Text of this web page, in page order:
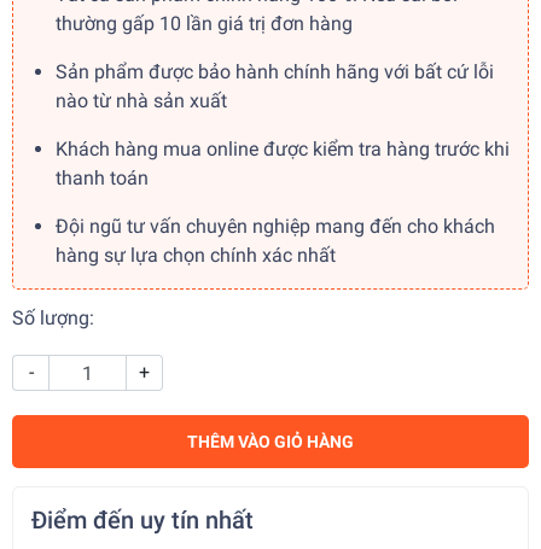
thường gấp 10 lần giá trị đơn hàng
Sản phẩm được bảo hành chính hãng với bất cứ lỗi
nào từ nhà sản xuất
Khách hàng mua online được kiểm tra hàng trước khi
thanh toán
Đội ngũ tư vấn chuyên nghiệp mang đến cho khách
hàng sự lựa chọn chính xác nhất
Số lượng:
- +
THÊM VÀO GIỎ HÀNG
Điểm đến uy tín nhất